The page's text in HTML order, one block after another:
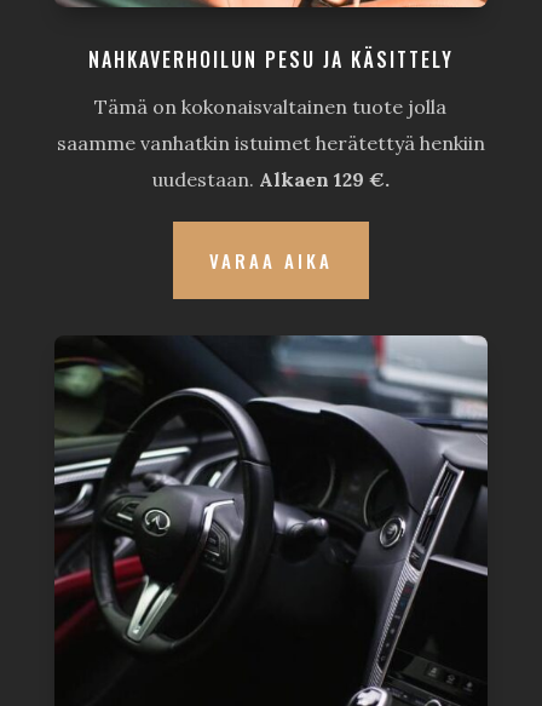
NAHKAVERHOILUN PESU JA KÄSITTELY
Tämä on kokonaisvaltainen tuote jolla
saamme vanhatkin istuimet herätettyä henkiin
uudestaan. Alkaen 129 €.
VARAA AIKA